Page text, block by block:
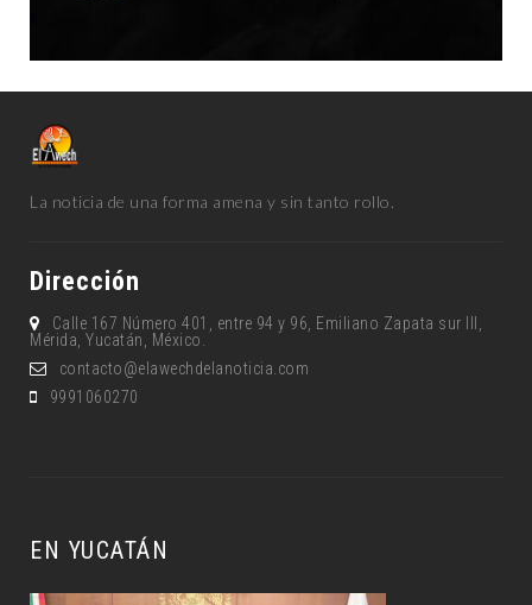
La noticia de una forma amena y sin tanto rollo.
Dirección
Calle 167 Número 401, entre 94 y 96, Emiliano Zapata sur lll,
Mérida, Yucatán, México.
contacto@elawechdelanoticia.com
9991060270
EN YUCATÁN